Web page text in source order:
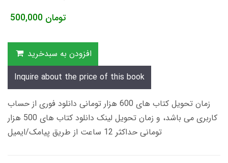
500,000 تومان
افزودن به سبدخرید
Inquire about the price of this book
زمان تحویل کتاب های 600 هزار تومانی دانلود فوری از حساب
کاربری می باشد، و زمان تحویل لینک دانلود کتاب های 500 هزار
تومانی حداکثر 12 ساعت از طریق پیامک/ایمیل